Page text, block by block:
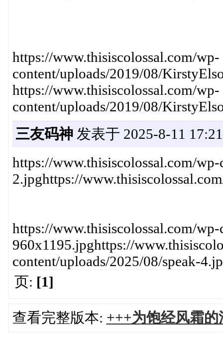
https://www.thisiscolossal.com/wp-
content/uploads/2019/08/
https://www.thisiscolossal.com/wp-
content/uploads/2019/08/
三友码神发表于 2025-8-11
https://www.thisiscolossal.com/
2.jpghttps://
https://www.thisiscolossal.com/
960x1195.jpghttps://
content/uploads/2025/08/speak-
页: [1]
查看完整版本: +++为饱经风霜